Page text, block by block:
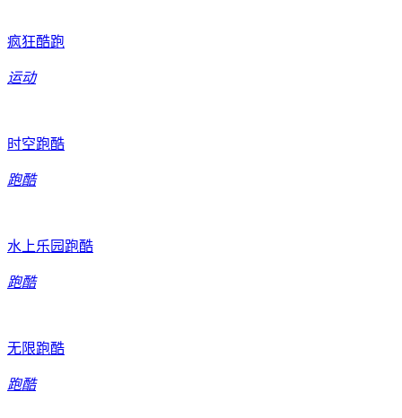
疯狂酷跑
运动
时空跑酷
跑酷
水上乐园跑酷
跑酷
无限跑酷
跑酷